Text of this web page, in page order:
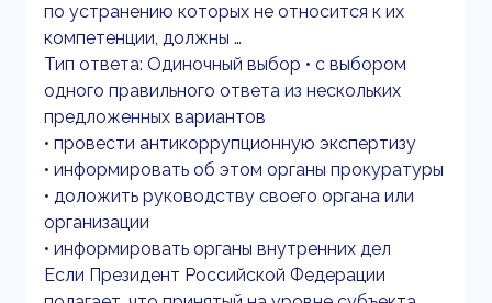
по устранению которых не относится к их
компетенции, должны …
Тип ответа: Одиночный выбор • с выбором
одного правильного ответа из нескольких
предложенных вариантов
• провести антикоррупционную экспертизу
• информировать об этом органы прокуратуры
• доложить руководству своего органа или
организации
• информировать органы внутренних дел
Если Президент Российской Федерации